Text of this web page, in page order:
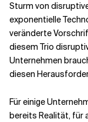
Sturm von
exponentielle
veränderte
diesem Trio
Unternehmen
diesen
Für einige
bereits Realität, für